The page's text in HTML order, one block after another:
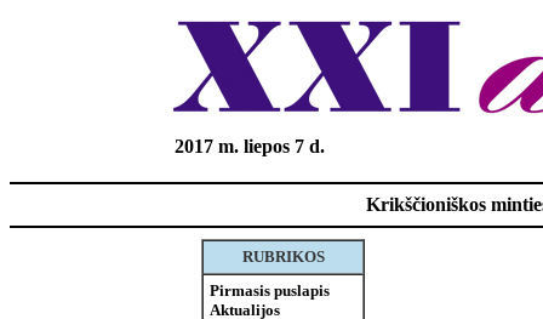
2017 m. liepos 7 d.
Krikščioniškos
RUBRIKOS
Pirmasis puslapis
Aktualijos